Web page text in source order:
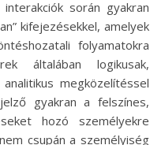
során gyakran
kifejezésekkel, amelyek
folyamatokra
általában logikusak,
megközelítéssel
gyakran a felszínes,
hozó személyekre
csupán a személyiség